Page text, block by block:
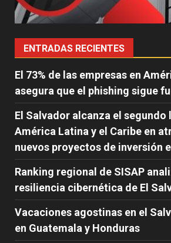
ENTRADAS RECIENTES
El 73% de las empresas en
asegura que el phishing sigue
El Salvador alcanza el segundo
América Latina y el Caribe en
nuevos proyectos de inversión
Ranking regional de SISAP
resiliencia cibernética de El
Vacaciones agostinas en el
en Guatemala y Honduras